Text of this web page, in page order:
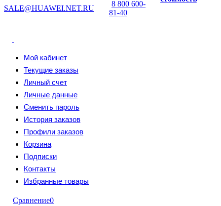
SALE@HUAWEI.NET.RU
8 800 600-
81-40
Мой кабинет
Текущие заказы
Личный счет
Личные данные
Сменить пароль
История заказов
Профили заказов
Корзина
Подписки
Контакты
Избранные товары
Сравнение0